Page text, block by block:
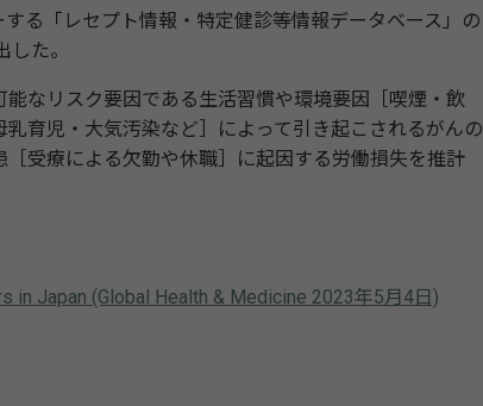
る「レセプト情報・特定健診等情報データベース」の
た。
なリスク要因である生活習慣や環境要因［喫煙・飲
育児・大気汚染など］によって引き起こされるがんの
受療による欠勤や休職］に起因する労働損失を推計
in Japan (Global Health & Medicine 2023年5月4日)